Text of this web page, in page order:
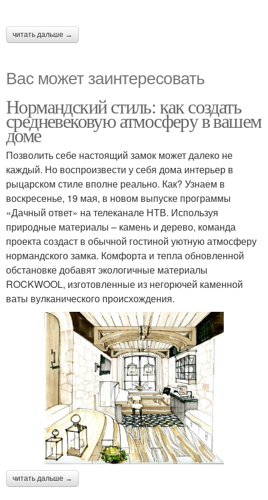
читать дальше →
Вас может заинтересовать
Нормандский стиль: как создать
средневековую атмосферу в вашем
доме
Позволить себе настоящий замок может далеко не
каждый. Но воспроизвести у себя дома интерьер в
рыцарском стиле вполне реально. Как? Узнаем в
воскресенье, 19 мая, в новом выпуске программы
«Дачный ответ» на телеканале НТВ. Используя
природные материалы – камень и дерево, команда
проекта создаст в обычной гостиной уютную атмосферу
нормандского замка. Комфорта и тепла обновленной
обстановке добавят экологичные материалы
ROCKWOOL, изготовленные из негорючей каменной
ваты вулканического происхождения.
читать дальше →